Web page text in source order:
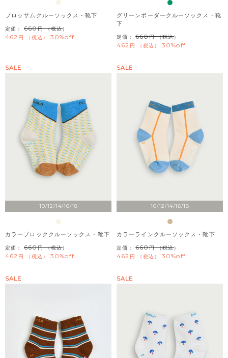
ブロッサムクルーソックス・靴下
定価： 660 （税込）
462 税込 30%off
グリーンボーダークルーソックス・靴
下
定価： 660 （税込）
462 税込 30%off
10/12/14/16/18
SALE
カラーブロッククルーソックス・靴下
定価： 660 （税込）
462 税込 30%off
10/12/14/16/18
SALE
カラーラインクルーソックス・靴下
定価： 660 （税込）
462 税込 30%off
SALE SALE